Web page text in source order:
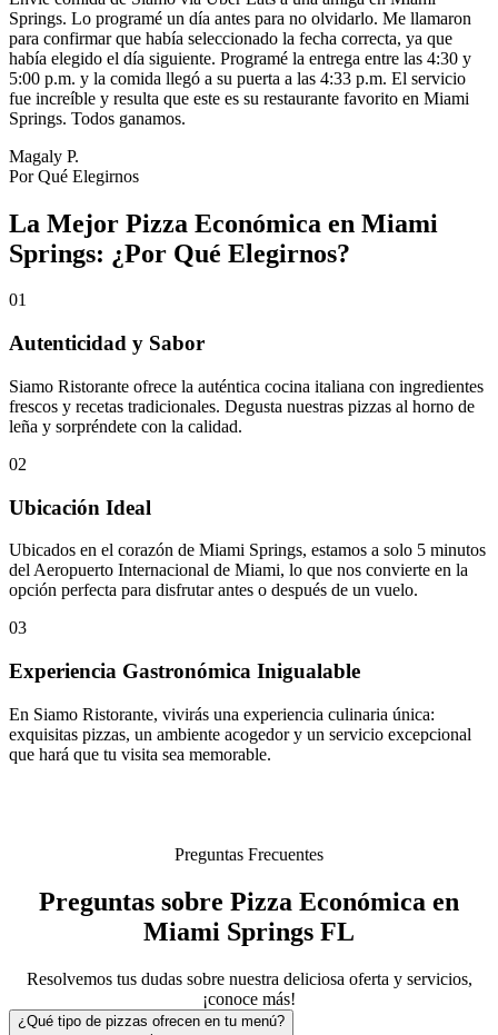
Springs. Lo programé un día antes para no olvidarlo. Me llamaron
para confirmar que había seleccionado la fecha correcta, ya que
había elegido el día siguiente. Programé la entrega entre las 4:30 y
5:00 p.m. y la comida llegó a su puerta a las 4:33 p.m. El servicio
fue increíble y resulta que este es su restaurante favorito en Miami
Springs. Todos ganamos.
Magaly P.
Por Qué Elegirnos
La Mejor Pizza Económica en Miami
Springs: ¿Por Qué Elegirnos?
01
Autenticidad y Sabor
Siamo Ristorante ofrece la auténtica cocina italiana con ingredientes
frescos y recetas tradicionales. Degusta nuestras pizzas al horno de
leña y sorpréndete con la calidad.
02
Ubicación Ideal
Ubicados en el corazón de Miami Springs, estamos a solo 5 minutos
del Aeropuerto Internacional de Miami, lo que nos convierte en la
opción perfecta para disfrutar antes o después de un vuelo.
03
Experiencia Gastronómica Inigualable
En Siamo Ristorante, vivirás una experiencia culinaria única:
exquisitas pizzas, un ambiente acogedor y un servicio excepcional
que hará que tu visita sea memorable.
Preguntas Frecuentes
Preguntas sobre Pizza Económica en
Miami Springs FL
Resolvemos tus dudas sobre nuestra deliciosa oferta y servicios,
¡conoce más!
¿Qué tipo de pizzas ofrecen en tu menú?